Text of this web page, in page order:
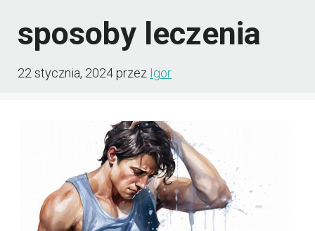
sposoby leczenia
22 stycznia, 2024przez Igor